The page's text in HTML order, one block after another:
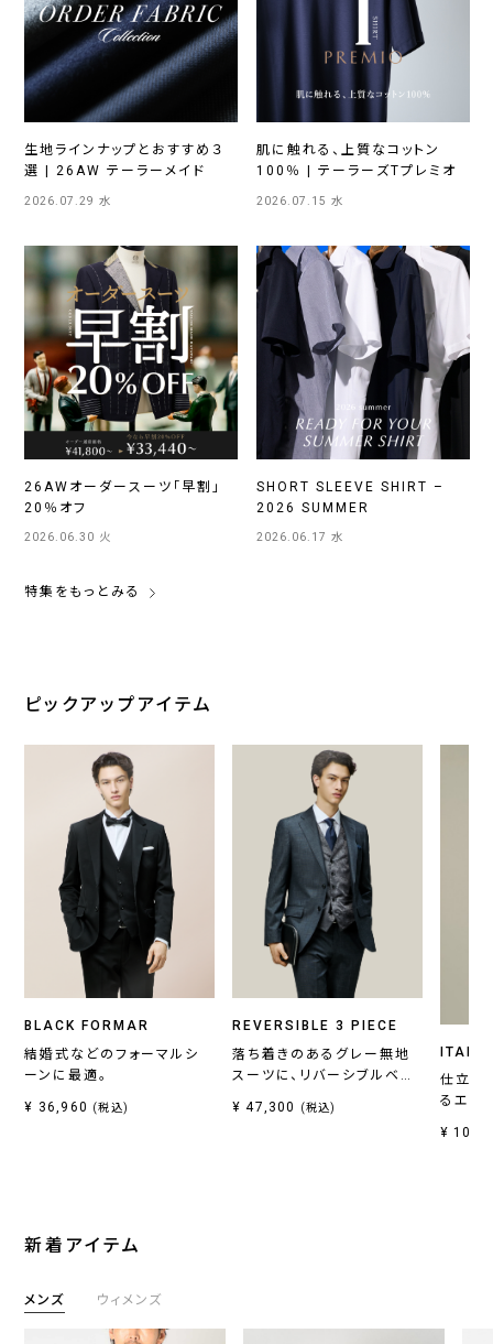
生地ラインナップとおすすめ３
選 | 26AW テーラーメイド
2026.07.29 水
肌に触れる、上質なコットン
100％ | テーラーズTプレミオ
2026.07.15 水
26AWオーダースーツ「早割」
20％オフ
2026.06.30 火
SHORT SLEEVE SHIRT –
2026 SUMMER
2026.06.17 水
特集をもっとみる
ピックアップアイテム
BLACK FORMAR
結婚式などのフォーマルシ
ーンに最適。
¥ 36,960 (税込)
REVERSIBLE 3 PIECE
落ち着きのあるグレー無地
スーツに、リバーシブルベス
¥ 47,300 (税込)
仕立て
るエレ
¥
新着アイテム
メンズ ウィメンズ